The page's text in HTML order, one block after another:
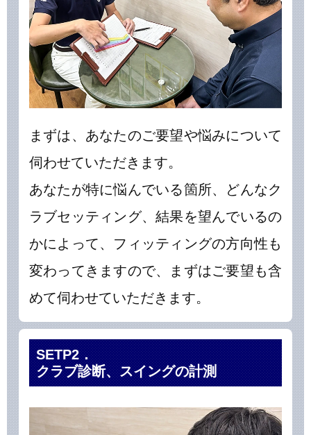
まずは、あなたのご要望や悩みについて
伺わせていただきます。
あなたが特に悩んでいる箇所、どんなク
ラブセッティング、結果を望んでいるの
かによって、フィッティングの方向性も
変わってきますので、まずはご要望も含
めて伺わせていただきます。
SETP2．
クラブ診断、スイングの計測